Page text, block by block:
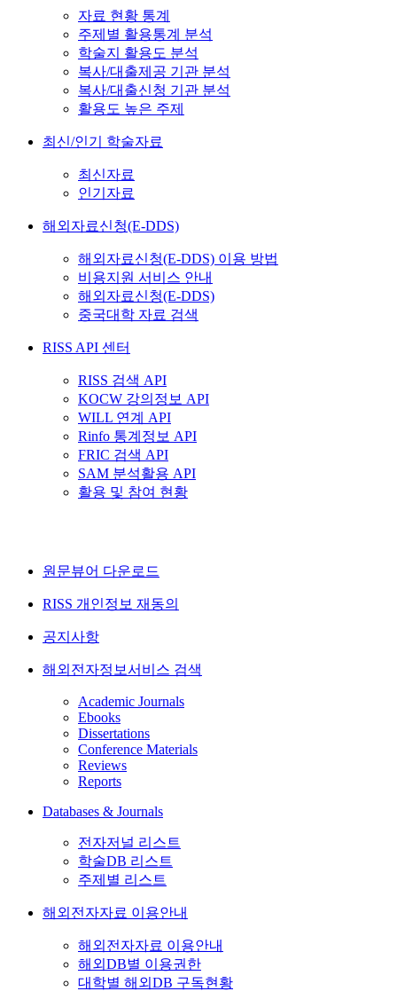
자료 현황 통계
주제별 활용통계 분석
학술지 활용도 분석
복사/대출제공 기관 분석
복사/대출신청 기관 분석
활용도 높은 주제
최신/인기 학술자료
최신자료
인기자료
해외자료신청(E-DDS)
해외자료신청(E-DDS) 이용 방법
비용지원 서비스 안내
해외자료신청(E-DDS)
중국대학 자료 검색
RISS API 센터
RISS 검색 API
KOCW 강의정보 API
WILL 연계 API
Rinfo 통계정보 API
FRIC 검색 API
SAM 분석활용 API
활용 및 참여 현황
원문뷰어 다운로드
RISS 개인정보 재동의
공지사항
해외전자정보서비스 검색
Academic Journals
Ebooks
Dissertations
Conference Materials
Reviews
Reports
Databases & Journals
전자저널 리스트
학술DB 리스트
주제별 리스트
해외전자자료 이용안내
해외전자자료 이용안내
해외DB별 이용권한
대학별 해외DB 구독현황